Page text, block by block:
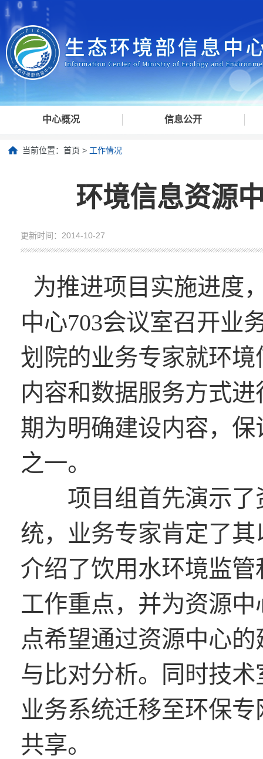
中心概况 信息公开
当前位置： 首页 > 工作情况
环境信息资源
更新时间：2014-10-27
为推进项目实施进度
中心703会议室召开业
划院的业务专家就环
内容和数据服务方式
期为明确建设内容，
之一。
项目组首先演示了
统，业务专家肯定了
介绍了饮用水环境监
工作重点，并为资源
点希望通过资源中心
与比对分析。同时技
业务系统迁移至环保
共享。